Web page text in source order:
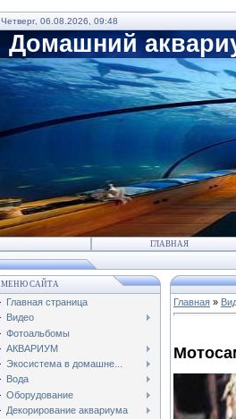
Четверг, 06.08.2026, 09:48
Домашний
ГЛАВНАЯ
МЕНЮ САЙТА
Главная страница
Видео
Фотоальбомы
АКВАРИУМ
Экосистема в домашне...
Вода
Оборудование
Декорирование аквариума
Главная »